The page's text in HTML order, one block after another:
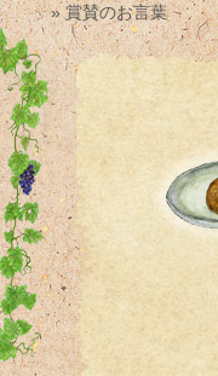
» 賞賛のお言葉